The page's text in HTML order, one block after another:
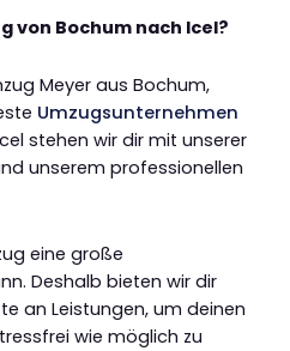
von Bochum nach Icel?
Meyer aus Bochum,
Umzugsunternehmen
stehen wir dir mit unserer
unserem professionellen
eine große
Deshalb bieten wir dir
an Leistungen, um deinen
wie möglich zu